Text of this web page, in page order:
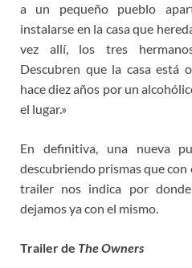
a un pequeño pueblo
instalarse en la casa que
vez allí, los tres
Descubren que la casa está
hace diez años por un
el lugar.»
En definitiva, una nueva
descubriendo prismas que
trailer nos indica por
dejamos ya con el mismo.
Trailer de The Owners